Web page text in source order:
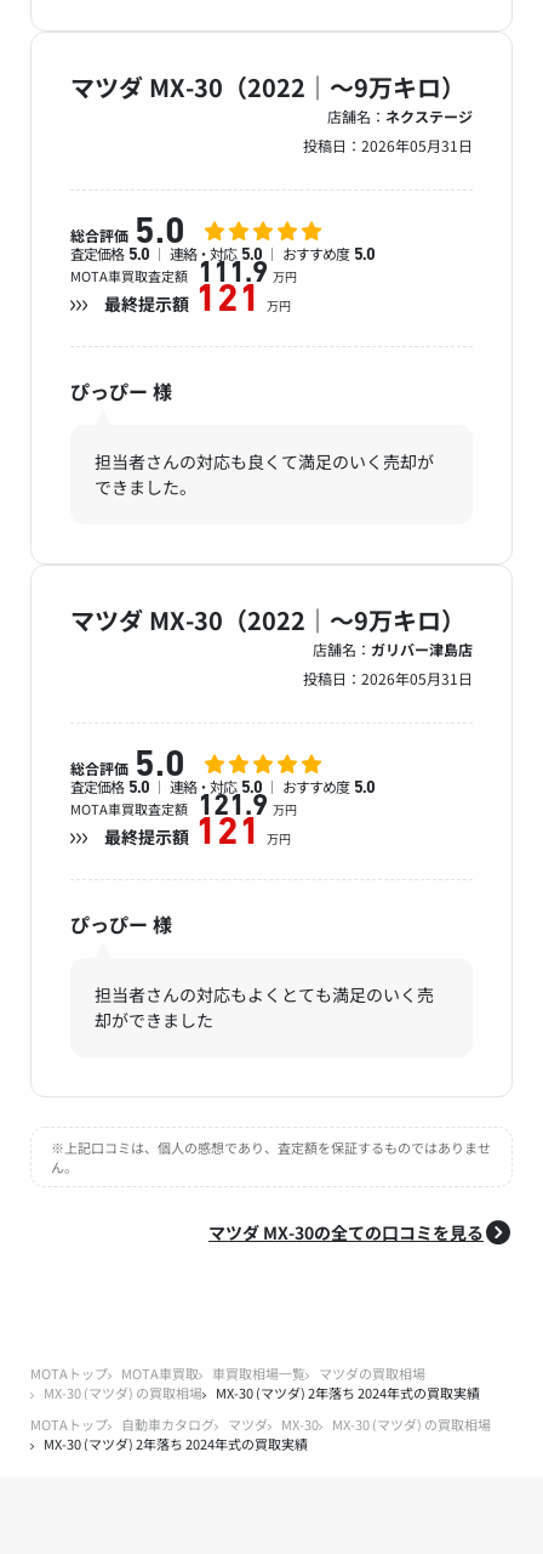
マツダ MX-30（2022｜～9万キロ）
店舗名： ネクステージ
投稿日： 2026年05月31日
総合評価 5.0
査定価格 5.0 連絡・対応 5.0 おすすめ度 5.0
MOTA車買取査定額 111.9 万円
最終提示額 121 万円
ぴっぴー 様
担当者さんの対応も良くて満足のいく売却が
できました。
マツダ MX-30（2022｜～9万キロ）
店舗名： ガリバー津島店
投稿日： 2026年05月31日
総合評価 5.0
査定価格 5.0 連絡・対応 5.0 おすすめ度 5.0
MOTA車買取査定額 121.9 万円
最終提示額 121 万円
ぴっぴー 様
担当者さんの対応もよくとても満足のいく売
却ができました
※上記口コミは、個人の感想であり、査定額を保証するものではありませ
ん。
マツダ MX-30の全ての口コミを見る
MOTAトップ MOTA車買取 車買取相場一覧
マツダの買取相場
MX-30 (マツダ) の買取相場
MX-30 (マツダ) 2年落ち 2024年式の買取実績
MOTAトップ
自動車カタログ マツダ MX-30
MX-30 (マツダ) の買取相場
MX-30 (マツダ) 2年落ち 2024年式の買取実績